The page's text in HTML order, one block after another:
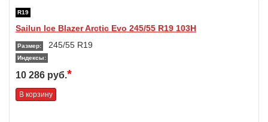
R19
Sailun Ice Blazer Arctic Evo 245/55 R19 103H
Размер: 245/55 R19
Индексы:
10 286 руб.*
В корзину